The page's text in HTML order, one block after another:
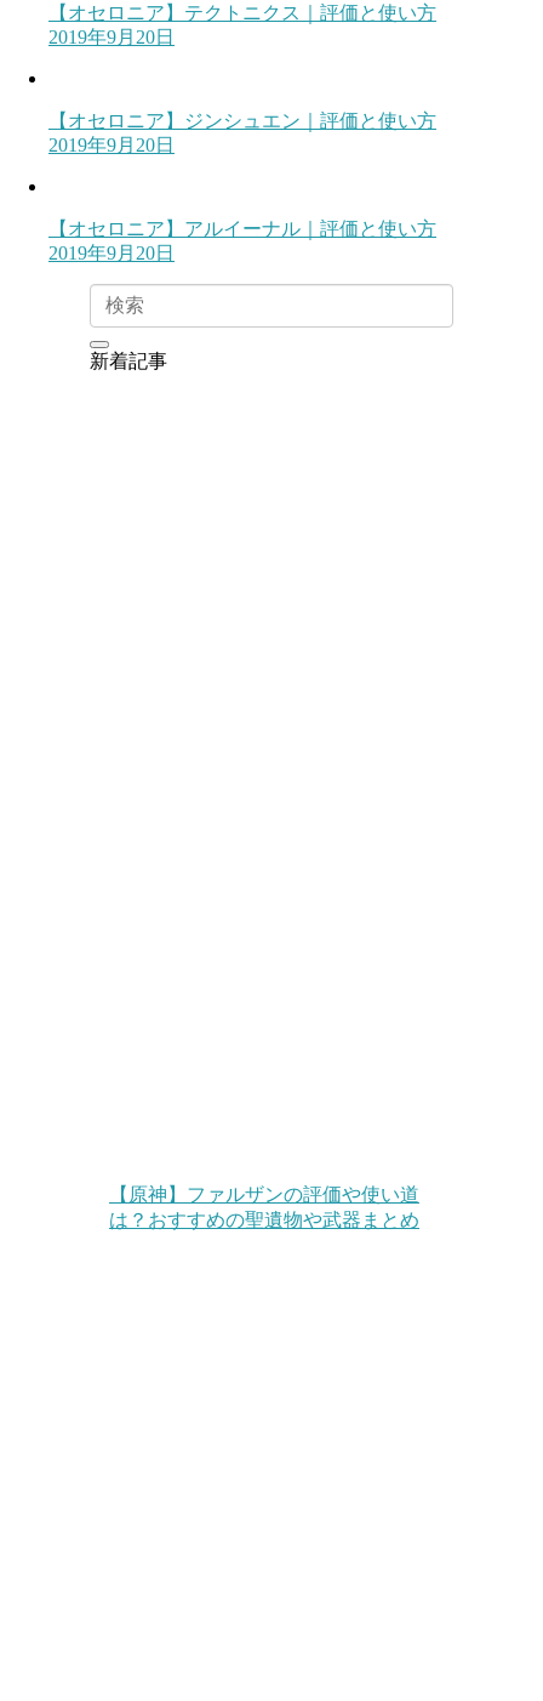
【オセロニア】テクトニクス｜評価と使い方
2019年9月20日
【オセロニア】ジンシュエン｜評価と使い方
2019年9月20日
【オセロニア】アルイーナル｜評価と使い方
2019年9月20日
新着記事
【原神】ファルザンの評価や使い道
は？おすすめの聖遺物や武器まとめ